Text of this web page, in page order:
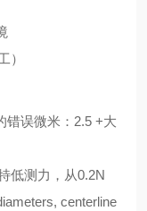
）
错误微米： 2.5 +大
低测力，从0.2N
centerline